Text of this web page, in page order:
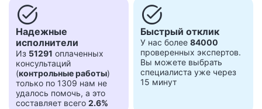
task_alt
Надежные
исполнители
Из 51291 оплаченных
консультаций
(контрольные работы)
только по 1309 нам не
удалось помочь, а это
составляет всего 2.6%
task_alt
Быстрый отклик
У нас более 84000
проверенных экспертов.
Вы можете выбрать
специалиста уже через
15 минут